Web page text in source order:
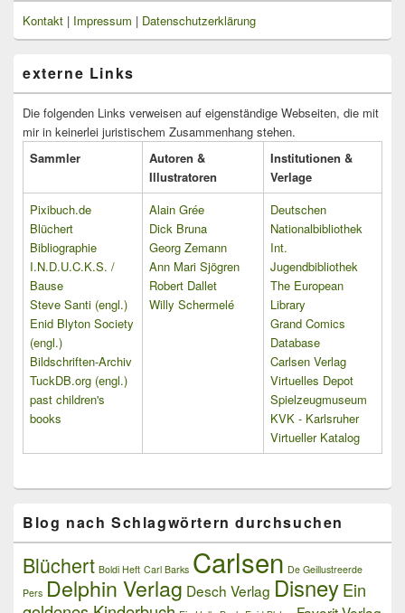
Kontakt | Impressum | Datenschutzerklärung
externe Links
Die folgenden Links verweisen auf eigenständige Webseiten, die mit
mir in keinerlei juristischem Zusammenhang stehen.
Sammler
Autoren &
Illustratoren
Institutionen &
Verlage
Pixibuch.de
Blüchert
Bibliographie
I.N.D.U.C.K.S. /
Bause
Steve Santi (engl.)
Enid Blyton Society
(engl.)
Bildschriften-Archiv
TuckDB.org (engl.)
past children's
books
Alain Grée
Dick Bruna
Georg Zemann
Ann Mari Sjögren
Robert Dallet
Willy Schermelé
Deutschen
Nationalbibliothek
Int.
Jugendbibliothek
The European
Library
Grand Comics
Database
Carlsen Verlag
Virtuelles Depot
Spielzeugmuseum
KVK - Karlsruher
Virtueller Katalog
Blog nach Schlagwörtern durchsuchen
Blüchert Boldi Heft Carl Barks Carlsen De Geillustreerde
Pers Delphin Verlag Desch Verlag DisneyEin